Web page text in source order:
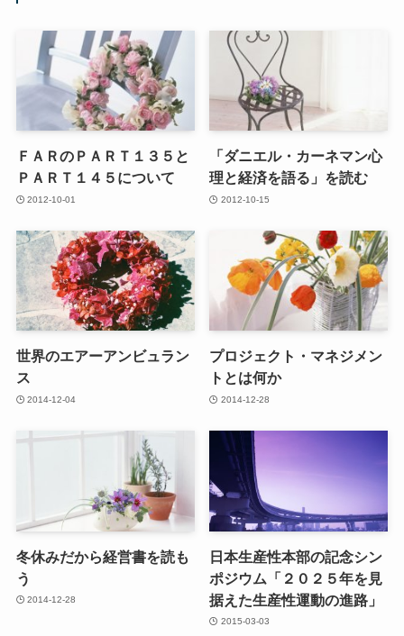
ＦＡＲのＰＡＲＴ１３５と
ＰＡＲＴ１４５について
2012-10-01
「ダニエル・カーネマン心
理と経済を語る」を読む
2012-10-15
世界のエアーアンビュラン
ス
2014-12-04
プロジェクト・マネジメン
トとは何か
2014-12-28
冬休みだから経営書を読も
う
2014-12-28
日本生産性本部の記念シン
ポジウム「２０２５年を見
据えた生産性運動の進路」
2015-03-03